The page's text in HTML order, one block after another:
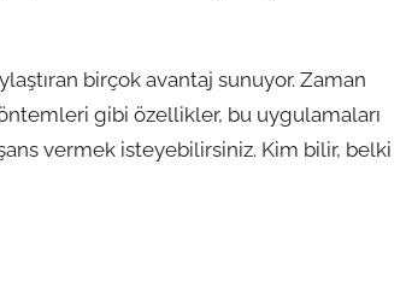
birçok avantaj sunuyor. Zaman
gibi özellikler, bu uygulamaları
vermek isteyebilirsiniz. Kim bilir, belki